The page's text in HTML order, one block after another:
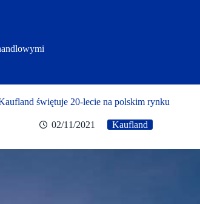
świętuje 20-lecie na polskim rynku
02/11/2021 Kaufland